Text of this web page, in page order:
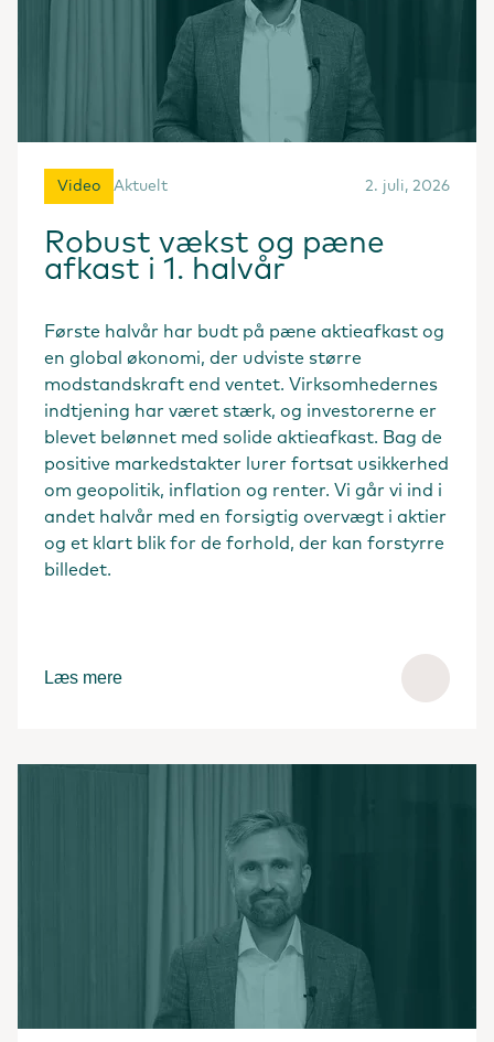
Video Aktuelt 2. juli, 2026
Robust vækst og pæne
afkast i 1. halvår
Første halvår har budt på pæne aktieafkast og
en global økonomi, der udviste større
modstandskraft end ventet. Virksomhedernes
indtjening har været stærk, og investorerne er
blevet belønnet med solide aktieafkast. Bag de
positive markedstakter lurer fortsat usikkerhed
om geopolitik, inflation og renter. Vi går vi ind i
andet halvår med en forsigtig overvægt i aktier
og et klart blik for de forhold, der kan forstyrre
billedet.
Læs mere